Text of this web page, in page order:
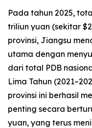
Pada tahun 2025,
triliun yuan (sekitar
provinsi, Jiangsu
utama dengan
dari total PDB
Lima Tahun
provinsi ini berhasil
penting secara
yuan, yang terus